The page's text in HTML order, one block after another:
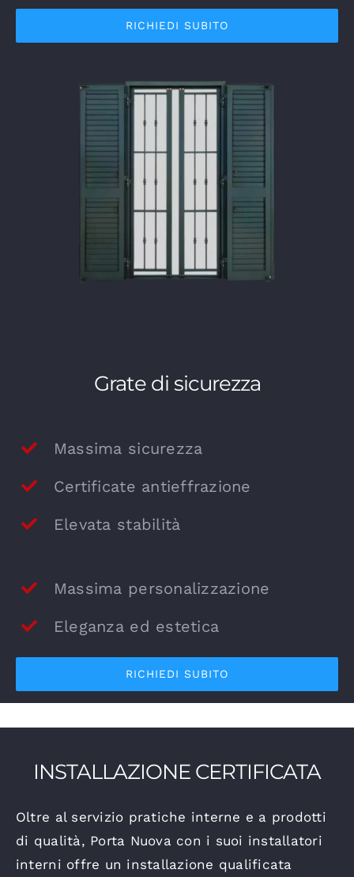
RICHIEDI SUBITO
Grate di sicurezza
Massima sicurezza
Certificate antieffrazione
Elevata stabilità
Massima personalizzazione
Eleganza ed estetica
RICHIEDI SUBITO
INSTALLAZIONE CERTIFICATA
Oltre al servizio pratiche interne e a prodotti
di qualità, Porta Nuova con i suoi installatori
interni offre un installazione qualificata